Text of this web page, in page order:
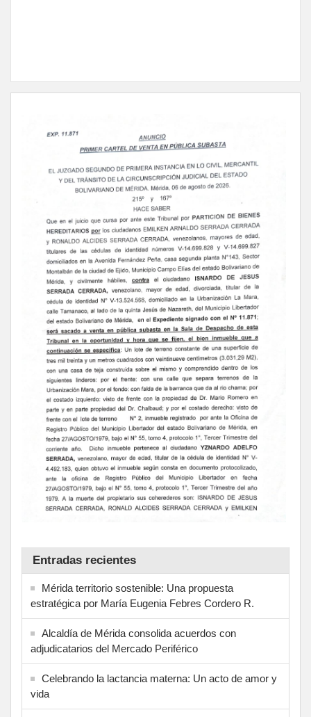
Entradas recientes
Mérida territorio sostenible: Una propuesta
estratégica por María Eugenia Febres Cordero R.
Alcaldía de Mérida consolida acuerdos con
adjudicatarios del Mercado Periférico
Celebrando la lactancia materna: Un acto de amor y
vida